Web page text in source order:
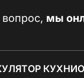
мы
КУХНИ